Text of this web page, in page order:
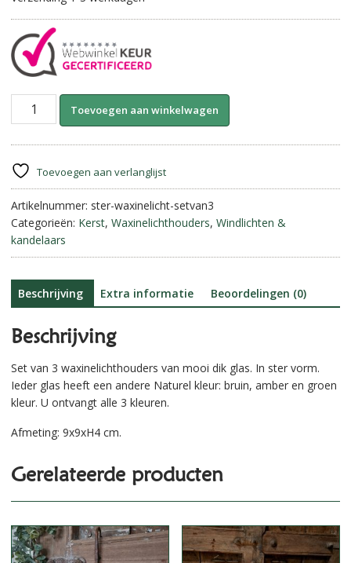
Waxinelichthouder-
||
Set
van
3.
aantal
Toevoegen aan winkelwagen
n
t
v
:
Toevoegen aan verlanglijst
Artikelnummer: ster-waxinelicht-setvan3
Categorieën: Kerst, Waxinelichthouders, Windlichten &
kandelaars
Beschrijving Extra informatie Beoordelingen (0)
Beschrijving
Set van 3 waxinelichthouders van mooi dik glas. In ster vorm.
Ieder glas heeft een andere Naturel kleur: bruin, amber en groen
kleur. U ontvangt alle 3 kleuren.
Afmeting: 9x9xH4 cm.
Gerelateerde producten